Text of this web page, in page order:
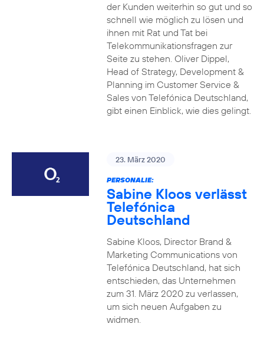
der Kunden weiterhin so gut und so
schnell wie möglich zu lösen und
ihnen mit Rat und Tat bei
Telekommunikationsfragen zur
Seite zu stehen. Oliver Dippel,
Head of Strategy, Development &
Planning im Customer Service &
Sales von Telefónica Deutschland,
gibt einen Einblick, wie dies gelingt.
23. März 2020
PERSONALIE:
Sabine Kloos verlässt
Telefónica
Deutschland
Sabine Kloos, Director Brand &
Marketing Communications von
Telefónica Deutschland, hat sich
entschieden, das Unternehmen
zum 31. März 2020 zu verlassen,
um sich neuen Aufgaben zu
widmen.